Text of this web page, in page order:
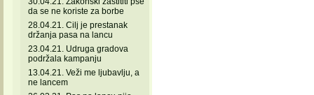
da se ne koriste za borbe
28.04.21. Cilj je prestanak
držanja pasa na lancu
23.04.21. Udruga gradova
podržala kampanju
13.04.21. Veži me ljubavlju, a
ne lancem